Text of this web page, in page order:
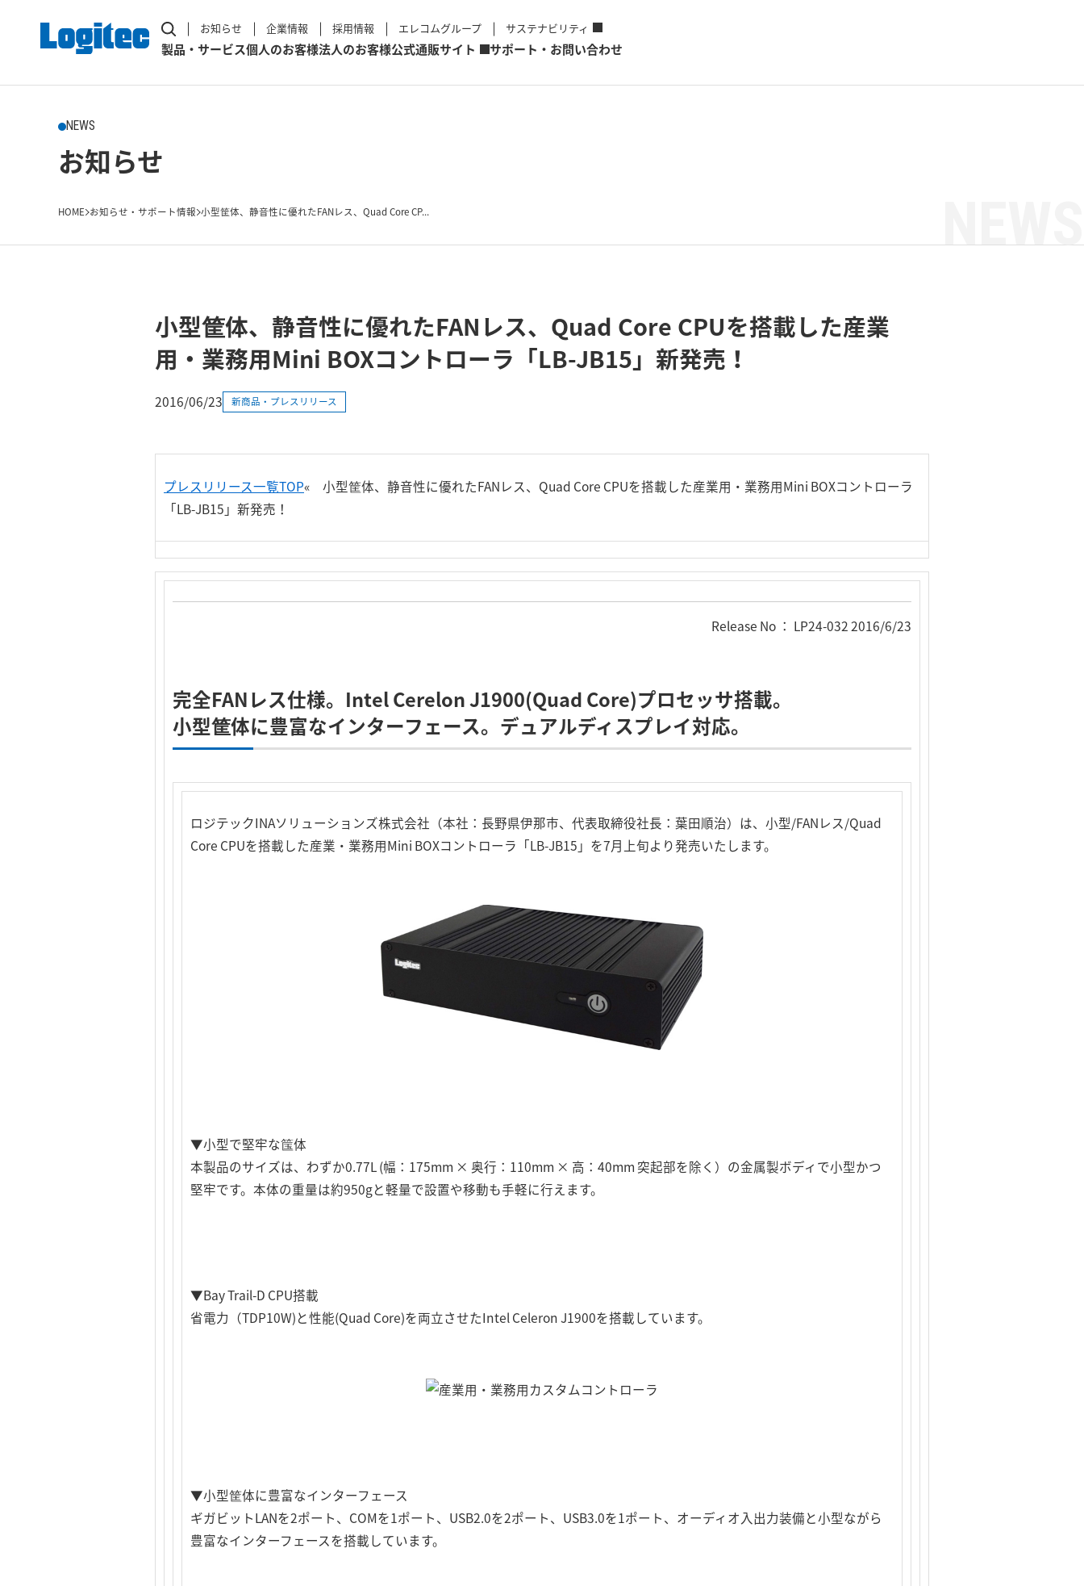
お知らせ 企業情報 採用情報 エレコムグループ サステナビリティ
製品・サービス個人のお客様法人のお客様公式通販サイト サポート・お問い合わせ
NEWS
お知らせ
HOME お知らせ・サポート情報 小型筐体、静音性に優れたFANレス、Quad Core CP...
小型筐体、静音性に優れたFANレス、Quad Core CPUを搭載した産業
用・業務用Mini BOXコントローラ「LB-JB15」新発売！
2016/06/23 新商品・プレスリリース
プレスリリース一覧TOP«
小型筐体、静音性に優れたFANレス、Quad Core CPUを搭載した産業用・業務用Mini BOXコントローラ
「LB-JB15」新発売！
Release No ： LP24-032 2016/6/23
完全FANレス仕様。Intel Cerelon J1900(Quad Core)プロセッサ搭載。
小型筐体に豊富なインターフェース。デュアルディスプレイ対応。
ロジテックINAソリューションズ株式会社（本社：長野県伊那市、代表取締役社長：葉田順治）は、小型/FANレス/Quad
Core CPUを搭載した産業・業務用Mini BOXコントローラ「LB-JB15」を7月上旬より発売いたします。
▼小型で堅牢な筺体
本製品のサイズは、わずか0.77L (幅：175mm × 奥行：110mm × 高：40mm 突起部を除く）の金属製ボディで小型かつ
堅牢です。本体の重量は約950gと軽量で設置や移動も手軽に行えます。
▼Bay Trail-D CPU搭載
省電力（TDP10W)と性能(Quad Core)を両立させたIntel Celeron J1900を搭載しています。
▼小型筐体に豊富なインターフェース
ギガビットLANを2ポート、COMを1ポート、USB2.0を2ポート、USB3.0を1ポート、オーディオ入出力装備と小型ながら
豊富なインターフェースを搭載しています。